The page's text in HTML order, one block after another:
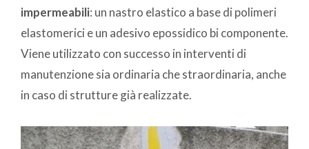
impermeabili: un nastro elastico a base di polimeri
elastomerici e un adesivo epossidico bi componente.
Viene utilizzato con successo in interventi di
manutenzione sia ordinaria che straordinaria, anche
in caso di strutture già realizzate.